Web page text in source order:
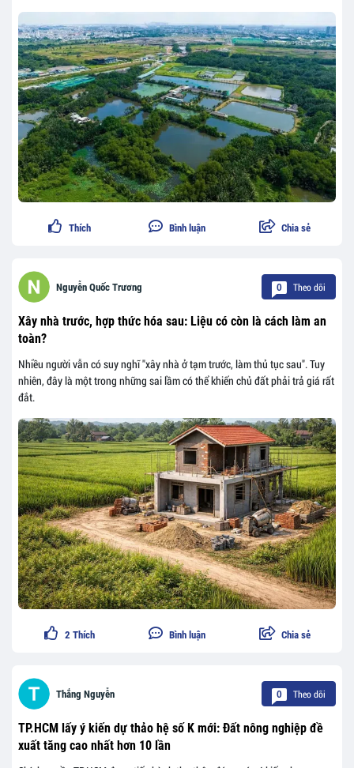
Thích Bình luận Chia sẻ
Nguyễn Quốc Trương 0 Theo dõi
Xây nhà trước, hợp thức hóa sau: Liệu có còn là cách làm an
toàn?
Nhiều người vẫn có suy nghĩ "xây nhà ở tạm trước, làm thủ tục sau". Tuy
nhiên, đây là một trong những sai lầm có thể khiến chủ đất phải trả giá rất
đắt.
2 Thích Bình luận Chia sẻ
Thắng Nguyễn 0 Theo dõi
TP.HCM lấy ý kiến dự thảo hệ số K mới: Đất nông nghiệp đề
xuất tăng cao nhất hơn 10 lần